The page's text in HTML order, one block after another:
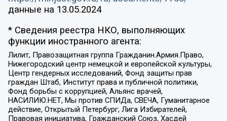
данные на 13.05.2024
* Сведения реестра НКО, выполняющих
функции иностранного агента:
Лилит, Правозащитная группа Гражданин.Армия.Право,
Нижегородский центр немецкой и европейской культуры,
Центр гендерных исследований, Фонд защиты прав
граждан Штаб, Институт права и публичной политики,
Фонд борьбы с коррупцией, Альянс врачей,
НАСИЛИЮ.НЕТ, Мы против СПИДа, СВЕЧА, Гуманитарное
действие, Открытый Петербург, Лига Избирателей,
Правовая инициатива, Гражданский Союз, Хасдей